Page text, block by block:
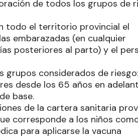
de todos los grupos de
todo el territorio provincial el
embarazadas (en cualquier
posteriores al parto) y el
grupos considerados de riesgo:
desde los 65 años en
base.
de la cartera sanitaria
corresponde a los niños
para aplicarse la vacuna